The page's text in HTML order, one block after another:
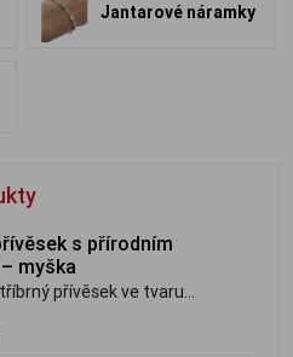
Jantarové náramky
s přírodním
myška
přívěsek ve tvaru
baltským jantarem.